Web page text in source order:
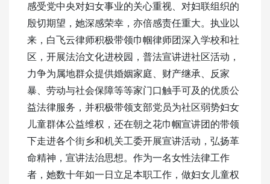
感受党中央对妇女事业的关心重视、对妇联组织的
殷切期望，她深感荣幸，亦倍感责任重大。执业以
来，白飞云律师积极带领巾帼律师团深入学校和社
区，开展法治文化进校园，普法宣讲进社区活动，
力争为属地群众提供婚姻家庭、财产继承、反家
暴、劳动与社会保障等等家门口触手可及的优质公
益法律服务，并积极带领支部党员为社区弱势妇女
儿童群体公益维权，还在朝之花巾帼宣讲团的带领
下走进各个街乡和机关工委开展宣讲活动，弘扬革
命精神，宣讲法治思想。作为一名女性法律工作
者，她数十年如一日立足本职工作，做妇女儿童权